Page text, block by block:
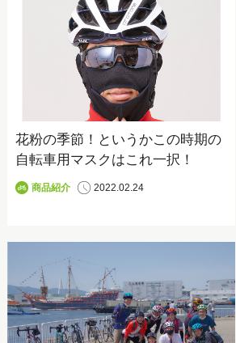
花粉の季節！というかこの時期の
自転車用マスクはこれ一択！
商品紹介 2022.02.24